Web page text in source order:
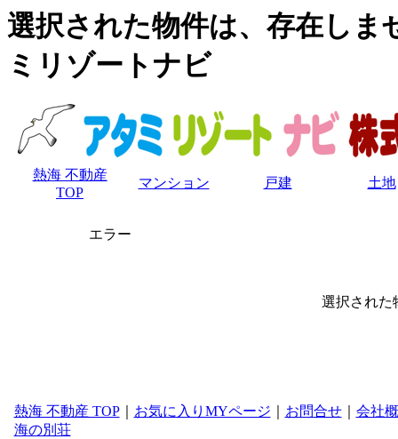
選択された物件は、存在しま
ミリゾートナビ
熱海 不動産
TOP
マンション 戸建 土地
エラー
選択された
熱海 不動産 TOP｜ お気に入りMYページ お問合せ｜ 会社
海の別荘